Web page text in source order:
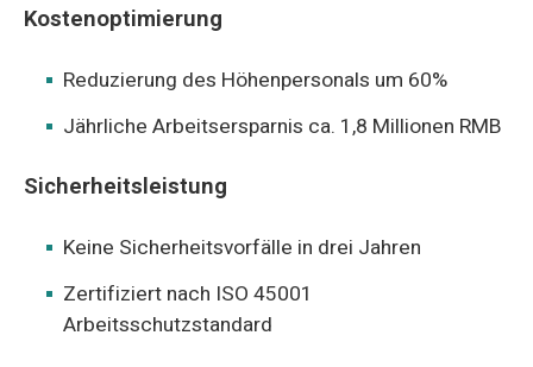
Kostenoptimierung
Reduzierung des Höhenpersonals um 60%
Jährliche Arbeitsersparnis ca. 1,8 Millionen RMB
Sicherheitsleistung
Keine Sicherheitsvorfälle in drei Jahren
Zertifiziert nach ISO 45001
Arbeitsschutzstandard